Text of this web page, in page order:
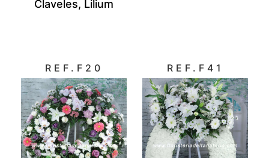
Claveles, Lilium
REF.F20 REF.F41